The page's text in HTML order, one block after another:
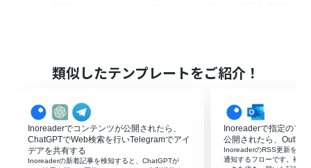
次に、トリガーでInoreaderを選択し、「指定のフォルダ
内でコンテンツが公開されたら」というアクションを設定
最後に、オペレーションでDiscordの「メッセージを送
信」アクションを設定し、前のステップで取得したコンテ
ンツのタイトルやURLなどをメッセージとして送信しま
す。
類似したテンプレートをご紹介！
Inoreaderでコンテンツが公開されたら、
ChatGPTでWeb検索を行いTelegramでアイ
デアを共有する
Inoreaderの新着記事を検知すると、ChatGPTが
Inoreaderで指定のフ
公開されたら、
InoreaderのRSS更新を起
通知するフローです。複数